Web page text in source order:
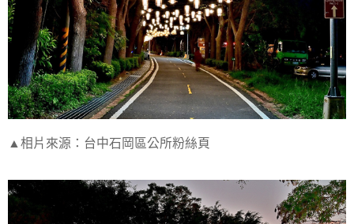
▲相片來源：台中石岡區公所粉絲頁